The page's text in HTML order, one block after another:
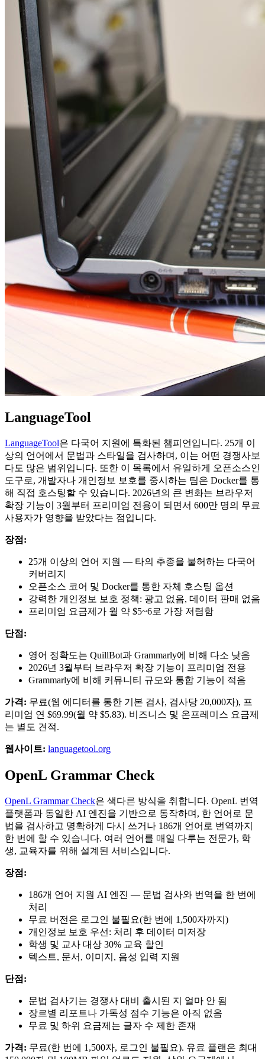
LanguageTool
LanguageTool은 다국어 지원에 특화된 챔피언입니다. 25개 이
상의 언어에서 문법과 스타일을 검사하며, 이는 어떤 경쟁사보
다도 많은 범위입니다. 또한 이 목록에서 유일하게 오픈소스인
도구로, 개발자나 개인정보 보호를 중시하는 팀은 Docker를 통
해 직접 호스팅할 수 있습니다. 2026년의 큰 변화는 브라우저
확장 기능이 3월부터 프리미엄 전용이 되면서 600만 명의 무료
사용자가 영향을 받았다는 점입니다.
장점:
25개 이상의 언어 지원 — 타의 추종을 불허하는 다국어
커버리지
오픈소스 코어 및 Docker를 통한 자체 호스팅 옵션
강력한 개인정보 보호 정책: 광고 없음, 데이터 판매 없음
프리미엄 요금제가 월 약 $5~6로 가장 저렴함
단점:
영어 정확도는 QuillBot과 Grammarly에 비해 다소 낮음
2026년 3월부터 브라우저 확장 기능이 프리미엄 전용
Grammarly에 비해 커뮤니티 규모와 통합 기능이 적음
가격: 무료(웹 에디터를 통한 기본 검사, 검사당 20,000자), 프
리미엄 연 $69.99(월 약 $5.83). 비즈니스 및 온프레미스 요금제
는 별도 견적.
웹사이트: languagetool.org
OpenL Grammar Check
OpenL Grammar Check은 색다른 방식을 취합니다. OpenL 번역
플랫폼과 동일한 AI 엔진을 기반으로 동작하며, 한 언어로 문
법을 검사하고 명확하게 다시 쓰거나 186개 언어로 번역까지
한 번에 할 수 있습니다. 여러 언어를 매일 다루는 전문가, 학
생, 교육자를 위해 설계된 서비스입니다.
장점:
186개 언어 지원 AI 엔진 — 문법 검사와 번역을 한 번에
처리
무료 버전은 로그인 불필요(한 번에 1,500자까지)
개인정보 보호 우선: 처리 후 데이터 미저장
학생 및 교사 대상 30% 교육 할인
텍스트, 문서, 이미지, 음성 입력 지원
단점:
문법 검사기는 경쟁사 대비 출시된 지 얼마 안 됨
장르별 리포트나 가독성 점수 기능은 아직 없음
무료 및 하위 요금제는 글자 수 제한 존재
가격: 무료(한 번에 1,500자, 로그인 불필요). 유료 플랜은 최대